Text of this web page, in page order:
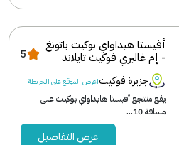
أفيستا هيداواي بوكيت باتونغ
- إم غاليري فوكيت تايلاند
5
جزيرة فوكيتاعرض الموقع على الخريطة
يقع منتجع أفيستا هايداواي بوكيت على
مسافة 10...
عرض التفاصيل